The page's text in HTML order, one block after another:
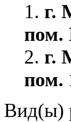
1. г.
пом.
2. г.
пом.
Вид(ы)